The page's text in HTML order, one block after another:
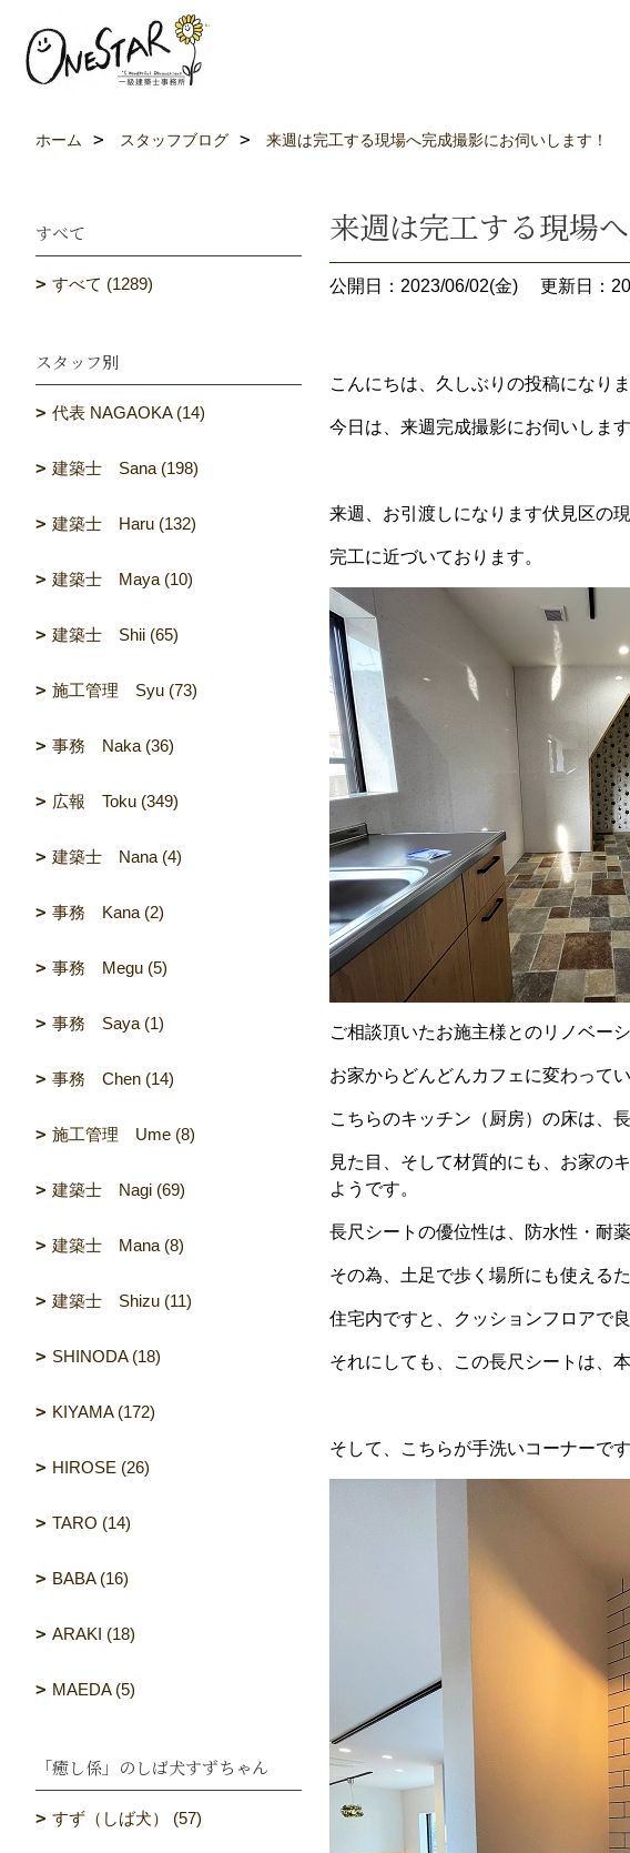
ホーム スタッフブログ 来週は完工する現場へ完成撮影にお伺いします！
来週は完工する現場
公開日：2023/06/02(金) 更新日：
こんにちは、久しぶりの投稿になり
今日は、来週完成撮影にお伺いしま
来週、お引渡しになります伏見区の現
完工に近づいております。
ご相談頂いたお施主様とのリノベー
お家からどんどんカフェに変わってい
こちらのキッチン（厨房）の床は、
見た目、そして材質的にも、お家の
ようです。
長尺シートの優位性は、防水性・耐
その為、土足で歩く場所にも使える
住宅内ですと、クッションフロアで
それにしても、この長尺シートは、
そして、こちらが手洗いコーナーです
すべて
すべて (1289)
スタッフ別
代表 NAGAOKA (14)
建築士 Sana (198)
建築士 Haru (132)
建築士 Maya (10)
建築士 Shii (65)
施工管理 Syu (73)
事務 Naka (36)
広報 Toku (349)
建築士 Nana (4)
事務 Kana (2)
事務 Megu (5)
事務 Saya (1)
事務 Chen (14)
施工管理 Ume (8)
建築士 Nagi (69)
建築士 Mana (8)
建築士 Shizu (11)
SHINODA (18)
KIYAMA (172)
HIROSE (26)
TARO (14)
BABA (16)
ARAKI (18)
MAEDA (5)
「癒し係」のしば犬すずちゃん
すず（しば犬） (57)